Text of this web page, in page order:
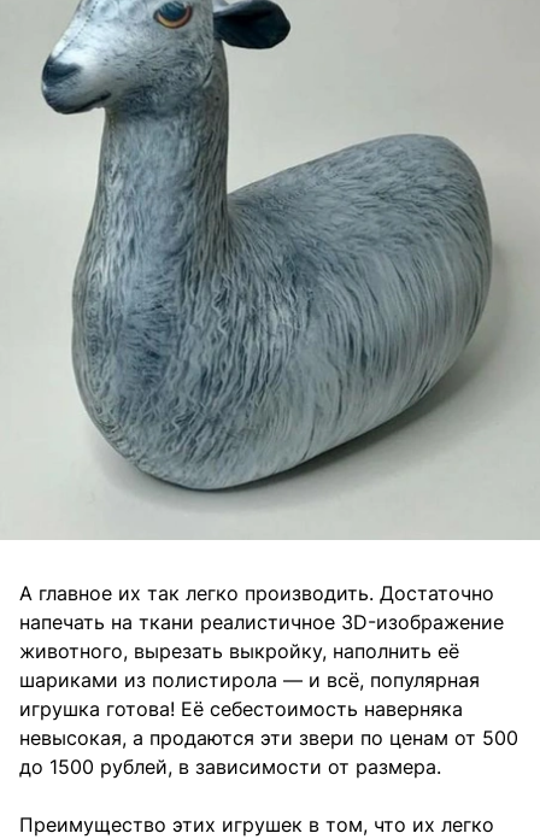
А главное их так легко производить. Достаточно
напечать на ткани реалистичное 3D-изображение
животного, вырезать выкройку, наполнить её
шариками из полистирола — и всё, популярная
игрушка готова! Её себестоимость наверняка
невысокая, а продаются эти звери по ценам от 500
до 1500 рублей, в зависимости от размера.
Преимущество этих игрушек в том, что их легко